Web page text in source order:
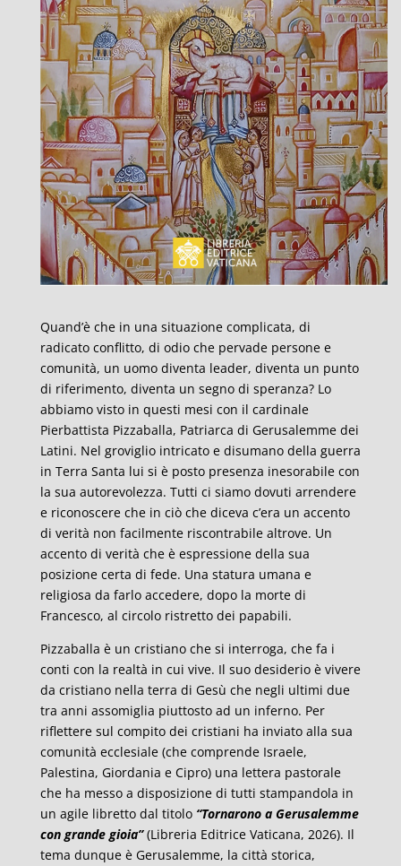
Quand’è che in una situazione complicata, di
radicato conflitto, di odio che pervade persone e
comunità, un uomo diventa leader, diventa un punto
di riferimento, diventa un segno di speranza? Lo
abbiamo visto in questi mesi con il cardinale
Pierbattista Pizzaballa, Patriarca di Gerusalemme dei
Latini. Nel groviglio intricato e disumano della guerra
in Terra Santa lui si è posto presenza inesorabile con
la sua autorevolezza. Tutti ci siamo dovuti arrendere
e riconoscere che in ciò che diceva c’era un accento
di verità non facilmente riscontrabile altrove. Un
accento di verità che è espressione della sua
posizione certa di fede. Una statura umana e
religiosa da farlo accedere, dopo la morte di
Francesco, al circolo ristretto dei papabili.
Pizzaballa è un cristiano che si interroga, che fa i
conti con la realtà in cui vive. Il suo desiderio è vivere
da cristiano nella terra di Gesù che negli ultimi due
tra anni assomiglia piuttosto ad un inferno. Per
riflettere sul compito dei cristiani ha inviato alla sua
comunità ecclesiale (che comprende Israele,
Palestina, Giordania e Cipro) una lettera pastorale
che ha messo a disposizione di tutti stampandola in
un agile libretto dal titolo “Tornarono a Gerusalemme
con grande gioia”(Libreria Editrice Vaticana, 2026). Il
tema dunque è Gerusalemme, la città storica,